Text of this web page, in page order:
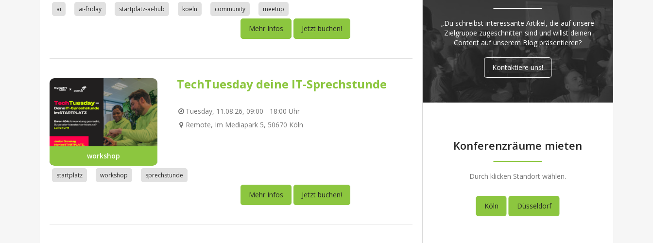
ai ai-friday startplatz-ai-hub koeln community meetup
Mehr Infos Jetzt buchen!
workshop
TechTuesday deine IT-Sprechstunde
Tuesday, 11.08.26, 09:00 - 18:00 Uhr
Remote, Im Mediapark 5, 50670 Köln
startplatz workshop sprechstunde
Mehr Infos Jetzt buchen!
„Du schreibst interessante Artikel, die auf unsere
Zielgruppe zugeschnitten sind und willst deinen
Content auf unserem Blog präsentieren?
Kontaktiere uns!
Konferenzräume mieten
Durch klicken Standort wählen.
Köln Düsseldorf